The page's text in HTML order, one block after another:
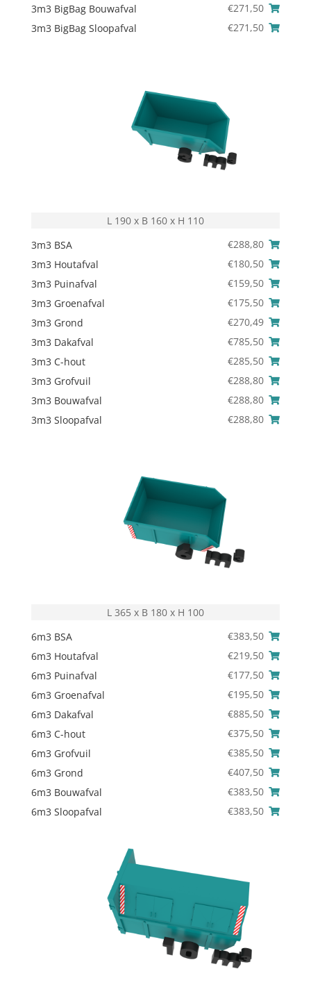
3m3 BigBag Bouwafval
€271,50
3m3 BigBag Sloopafval
€271,50
L 190 x B 160 x H 110
3m3 BSA
€288,80
3m3 Houtafval
€180,50
3m3 Puinafval
€159,50
3m3 Groenafval
€175,50
3m3 Grond
€270,49
3m3 Dakafval
€785,50
3m3 C-hout
€285,50
3m3 Grofvuil
€288,80
3m3 Bouwafval
€288,80
3m3 Sloopafval
€288,80
L 365 x B 180 x H 100
6m3 BSA
€383,50
6m3 Houtafval
€219,50
6m3 Puinafval
€177,50
6m3 Groenafval
€195,50
6m3 Dakafval
€885,50
6m3 C-hout
€375,50
6m3 Grofvuil
€385,50
6m3 Grond
€407,50
6m3 Bouwafval
€383,50
6m3 Sloopafval
€383,50